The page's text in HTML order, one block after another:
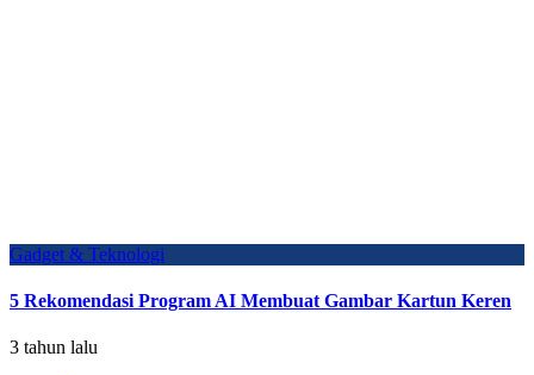
Gadget & Teknologi
5 Rekomendasi Program AI Membuat Gambar Kartun Keren
3 tahun lalu